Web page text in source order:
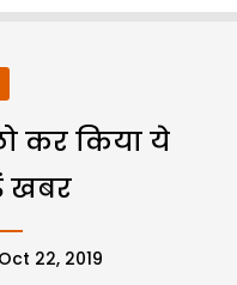
कर किया ये
खबर
Oct 22, 2019